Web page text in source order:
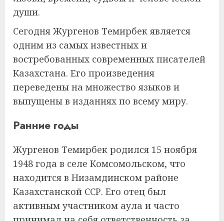
души.
Сегодня Жургенов Темирбек является
одним из самых известных и
востребованных современных писателей
Казахстана. Его произведения
переведены на множество языков и
выпущены в изданиях по всему миру.
Ранние годы
Жургенов Темирбек родился 15 ноября
1948 года в селе Комсомольском, что
находится в Низамдинском районе
Казахстанской ССР. Его отец был
активным участником аула и часто